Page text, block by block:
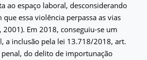
ao espaço laboral, desconsiderando
essa violência perpassa as vias
2001). Em 2018, conseguiu-se um
a inclusão pela lei 13.718/2018, art.
do delito de importunação